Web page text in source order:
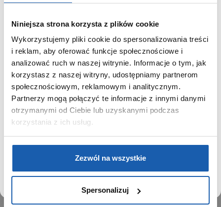
Niniejsza strona korzysta z plików cookie
Wykorzystujemy pliki cookie do spersonalizowania treści
i reklam, aby oferować funkcje społecznościowe i
analizować ruch w naszej witrynie. Informacje o tym, jak
korzystasz z naszej witryny, udostępniamy partnerom
społecznościowym, reklamowym i analitycznym.
Partnerzy mogą połączyć te informacje z innymi danymi
otrzymanymi od Ciebie lub uzyskanymi podczas
korzystania z ich usług.
Zezwól na wszystkie
Spersonalizuj
GRUPA ZIBI
Historia
Misja, wizja i wartości Grupy Zibi
Ważne daty
Kariera
Zgoda na ciasteczka
PRODUKTY
Kalkulatory
SIECI SPRZEDAŻY
SZANOWNY UŻYTKOWNIKU,
SZANOWNA UŻYTKOWNICZKO
Używamy plików cookie w celach analitycznych,
statystycznych i marketingowych, w tym aby analizować
ruch w tej witrynie, optymalizować jej działanie oraz
zapamiętywać Twoje preferencje.